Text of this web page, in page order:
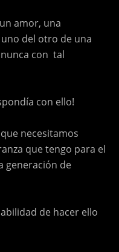
amor, una
del otro de una
con tal
con ello!
necesitamos
que tengo para el
generación de
de hacer ello